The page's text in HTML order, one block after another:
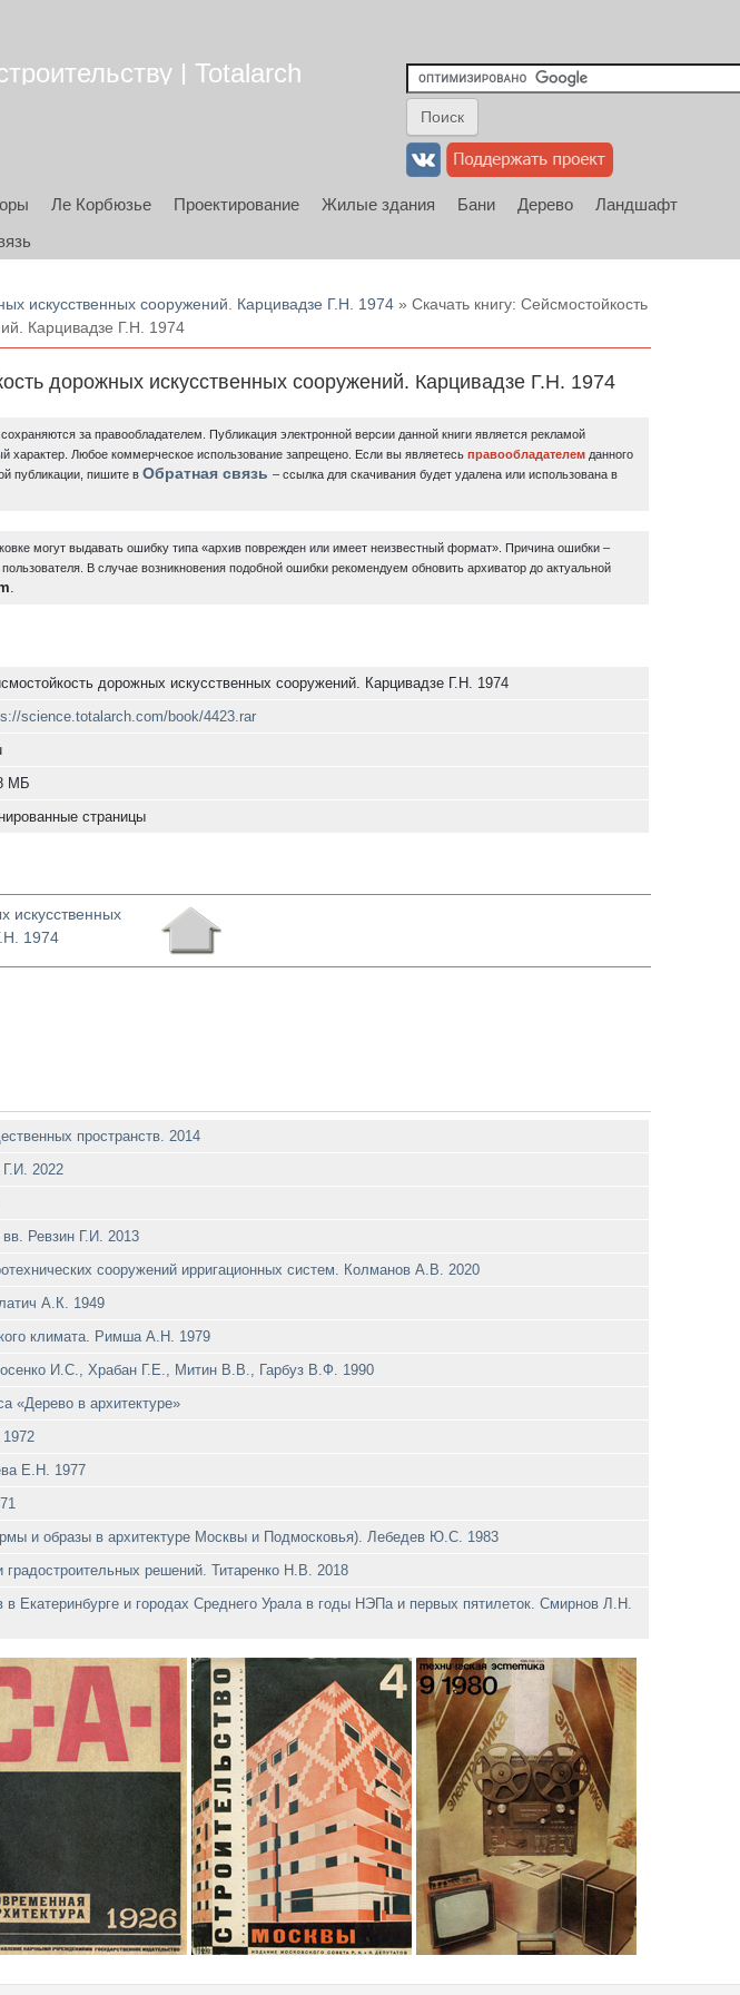
| Totalarch
Ле Корбюзье Проектирование Жилые здания Бани Дерево
Ландшафт
искусственных сооружений. Карцивадзе Г.Н. 1974 » Скачать книгу: Сейсмостойкость
Карцивадзе Г.Н. 1974
дорожных искусственных сооружений. Карцивадзе Г.Н. 1974
за правообладателем. Публикация электронной версии данной книги является рекламой
характер. Любое коммерческое использование запрещено. Если вы являетесьправообладателем данного
публикации, пишите вОбратная связь – ссылка для скачивания будет удалена или использована в
могут выдавать ошибку типа «архив поврежден или имеет неизвестный формат». Причина ошибки –
В случае возникновения подобной ошибки рекомендуем обновить архиватор до актуальной
.
дорожных искусственных сооружений. Карцивадзе Г.Н. 1974
science.totalarch.com/book/4423.rar
МБ
страницы
искусственных
1974
пространств. 2014
Г.И. 2022
Ревзин Г.И. 2013
сооружений ирригационных систем. Колманов A.B. 2020
А.К. 1949
климата. Римша А.Н. 1979
И.С., Храбан Г.Е., Митин В.В., Гарбуз В.Ф. 1990
«Дерево в архитектуре»
Е.Н. 1977
и образы в архитектуре Москвы и Подмосковья). Лебедев Ю.С. 1983
градостроительных решений. Титаренко Н.В. 2018
в Екатеринбурге и городах Среднего Урала в годы НЭПа и первых пятилеток. Смирнов Л.Н.